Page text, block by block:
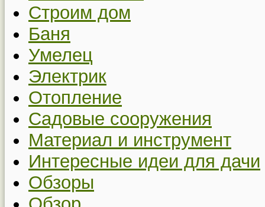
Строим дом
Баня
Умелец
Электрик
Отопление
Садовые сооружения
Материал и инструмент
Интересные идеи для дачи
Обзоры